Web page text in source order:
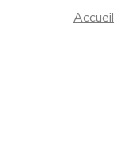
Accueil